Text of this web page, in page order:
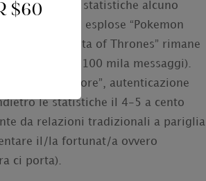
rilascia statistiche alcuno
2016 sono esplose “Pokemon
che “Partita of Thrones” rimane
sopra 100 mila messaggi).
“poliamore”, autenticazione
le statistiche il 4-5 a cento
da relazioni tradizionali a pariglia
il/la fortunat/a ovvero
ci porta).
$60